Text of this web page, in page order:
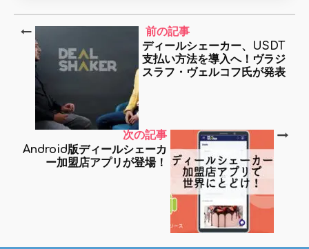
前の記事
ディールシェーカー、USDT
支払い方法を導入へ！ヴラジ
スラフ・ヴェルコフ氏が発表
次の記事
Android版ディールシェーカ
ー加盟店アプリが登場！